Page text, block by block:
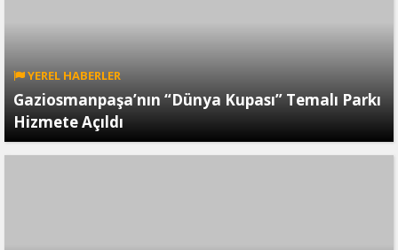
YEREL HABERLER
Gaziosmanpaşa’nın “Dünya Kupası” Temalı Parkı
Hizmete Açıldı